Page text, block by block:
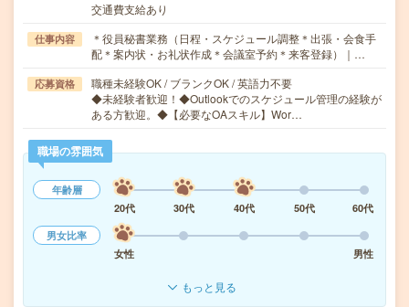
交通費支給あり
仕事内容
＊役員秘書業務（日程・スケジュール調整＊出張・会食手
配＊案内状・お礼状作成＊会議室予約＊来客登録）｜…
応募資格
職種未経験OK / ブランクOK / 英語力不要
◆未経験者歓迎！◆Outlookでのスケジュール管理の経験が
ある方歓迎。◆【必要なOAスキル】Wor…
職場の雰囲気
年齢層
20代
30代 40代 50代
60代
男女比率
女性
男性
もっと見る